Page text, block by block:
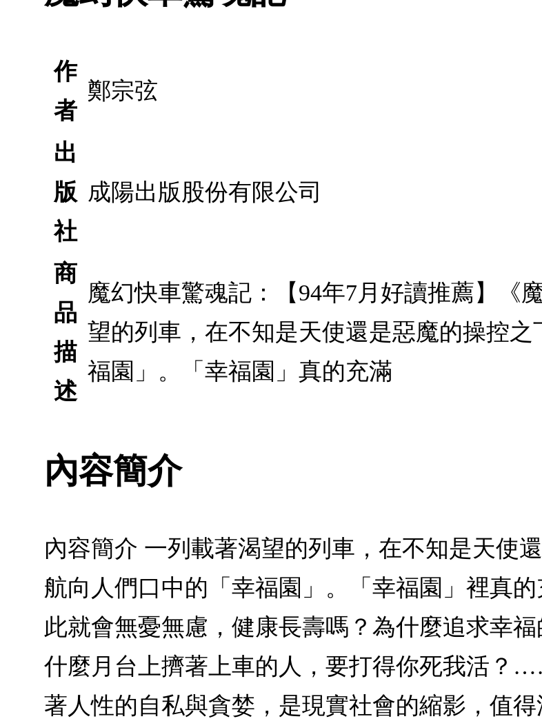
作
者
鄭宗弦
出
版
社
成陽出版股份有限公司
商
品
描
述
魔幻快車驚魂記：【94年7月好讀推薦】《
望的列車，在不知是天使還是惡魔的操控
福園」。「幸福園」真的充滿
內容簡介
內容簡介 一列載著渴望的列車，在不知是天使
航向人們口中的「幸福園」。「幸福園」裡真
此就會無憂無慮，健康長壽嗎？為什麼追求幸
什麼月台上擠著上車的人，要打得你死我活？
著人性的自私與貪婪，是現實社會的縮影，值